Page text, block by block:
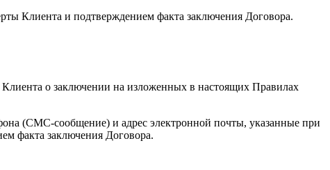
Клиента и подтверждением факта заключения Договора.
о заключении на изложенных в настоящих Правилах
(СМС-сообщение) и адрес электронной почты, указанные при
факта заключения Договора.